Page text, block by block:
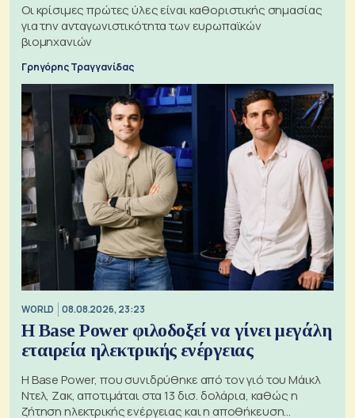
Οι κρίσιμες πρώτες ύλες είναι καθοριστικής σημασίας
για την ανταγωνιστικότητα των ευρωπαϊκών
βιομηχανιών
Γρηγόρης Τραγγανίδας
WORLD 08.08.2026, 23:23
Η Base Power φιλοδοξεί να γίνει μεγάλη
εταιρεία ηλεκτρικής ενέργειας
Η Base Power, που συνιδρύθηκε από τον γιό του Μάικλ
Ντελ, Ζακ, αποτιμάται στα 13 δισ. δολάρια, καθώς η
ζήτηση ηλεκτρικής ενέργειας και η αποθήκευση